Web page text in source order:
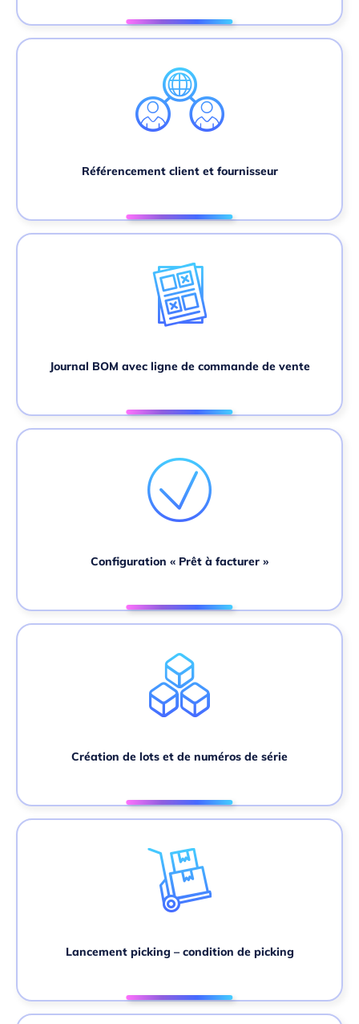
Référencement client et fournisseur
Journal BOM avec ligne de commande de vente
Configuration « Prêt à facturer »
Création de lots et de numéros de série
Lancement picking – condition de picking